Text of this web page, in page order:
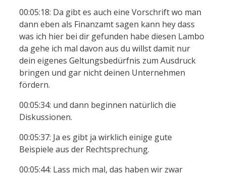
00:05:18: Da gibt es auch eine Vorschrift wo man
dann eben als Finanzamt sagen kann hey dass
was ich hier bei dir gefunden habe diesen Lambo
da gehe ich mal davon aus du willst damit nur
dein eigenes Geltungsbedürfnis zum Ausdruck
bringen und gar nicht deinen Unternehmen
fördern.
00:05:34: und dann beginnen natürlich die
Diskussionen.
00:05:37: Ja es gibt ja wirklich einige gute
Beispiele aus der Rechtsprechung.
00:05:44: Lass mich mal, das haben wir zwar